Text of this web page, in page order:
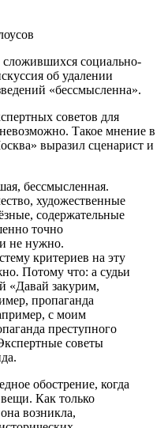
сложившихся социально-
об удалении
«бессмысленна».
советов для
Такое мнение в
выразил сценарист и
бессмысленная.
художественные
содержательные
точно
не нужно.
критериев на эту
Потому что: а судьи
«Давай закурим,
пропаганда
с моим
преступного
советы
обострение, когда
Как только
возникла,